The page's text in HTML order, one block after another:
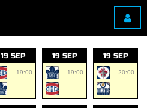
19 SEP
19:00
19 SEP
19:00
19 SEP
20:00